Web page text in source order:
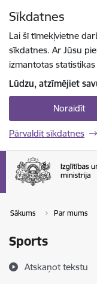
Sīkdatnes
Lai šī tīmekļvietne
sīkdatnes. Ar Jūsu
izmantotas
Lūdzu, atzīmējiet
Noraidīt
Pārvaldīt sīkdatnes
Sākums Par mums
Sports
Atskaņot tekstu